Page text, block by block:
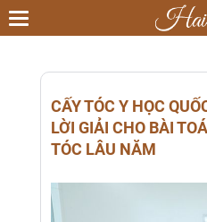
Toggle
navigation
CẤY TÓC Y HỌC
LỜI GIẢI CHO BÀI
TÓC LÂU NĂM